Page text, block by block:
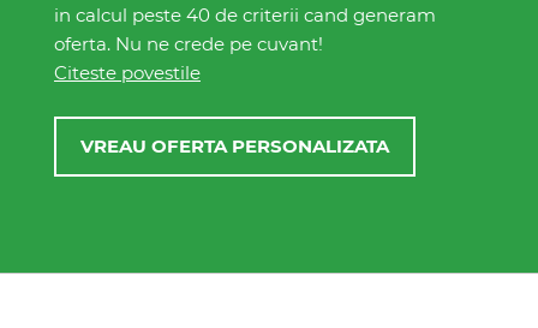
in calcul peste 40 de criterii cand generam
oferta. Nu ne crede pe cuvant!
Citeste povestile
VREAU OFERTA PERSONALIZATA